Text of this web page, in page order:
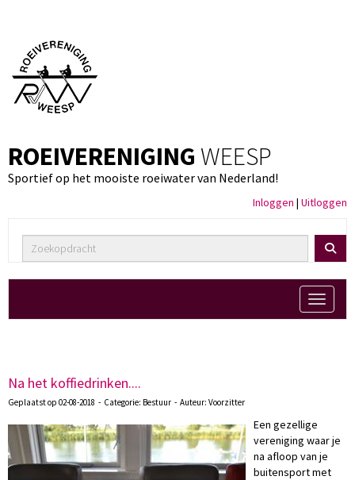
ROEIVERENIGING WEESP
Sportief op het mooiste roeiwater van Nederland!
Inloggen | Uitloggen
Toggle
Na het koffiedrinken....
Geplaatst op 02-08-2018 - Categorie: Bestuur - Auteur: Voorzitter
Een gezellige
vereniging waar je
na afloop van je
buitensport met